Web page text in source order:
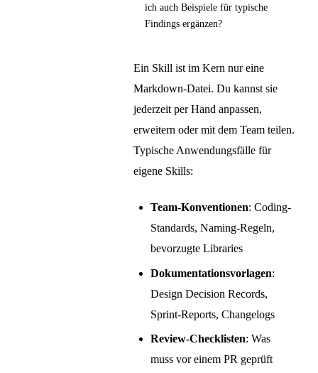
ich auch Beispiele für typische
Findings ergänzen?
Ein Skill ist im Kern nur eine
Markdown-Datei. Du kannst sie
jederzeit per Hand anpassen,
erweitern oder mit dem Team teilen.
Typische Anwendungsfälle für
eigene Skills:
Team-Konventionen: Coding-
Standards, Naming-Regeln,
bevorzugte Libraries
Dokumentationsvorlagen:
Design Decision Records,
Sprint-Reports, Changelogs
Review-Checklisten: Was
muss vor einem PR geprüft